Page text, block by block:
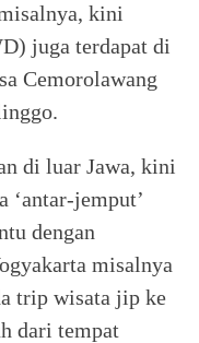
kini
juga terdapat di
Cemorolawang
di luar Jawa, kini
‘antar-jemput’
dengan
misalnya
trip wisata jip ke
dari tempat